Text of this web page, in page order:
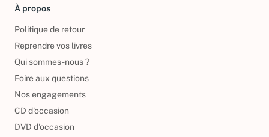
À propos
Politique de retour
Reprendre vos livres
Qui sommes-nous ?
Foire aux questions
Nos engagements
CD d'occasion
DVD d'occasion